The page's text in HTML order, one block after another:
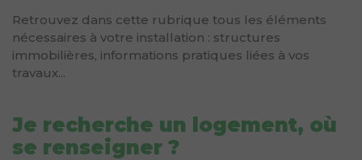
Retrouvez dans cette rubrique tous les éléments
nécessaires à votre installation : structures
immobilières, informations pratiques liées à vos
travaux...
Je recherche un logement, où
se renseigner ?